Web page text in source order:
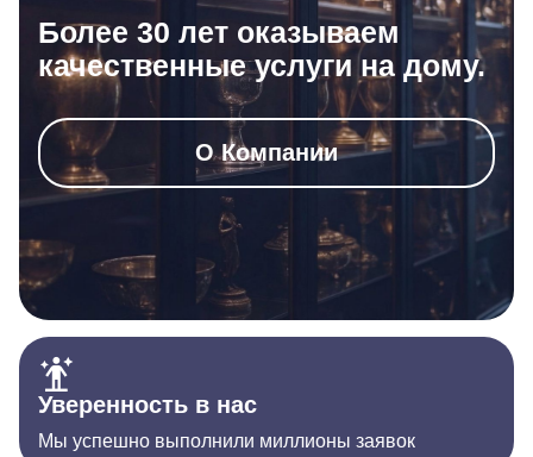
Более 30 лет оказываем
качественные услуги на дому.
О Компании
Уверенность в нас
Мы успешно выполнили миллионы заявок